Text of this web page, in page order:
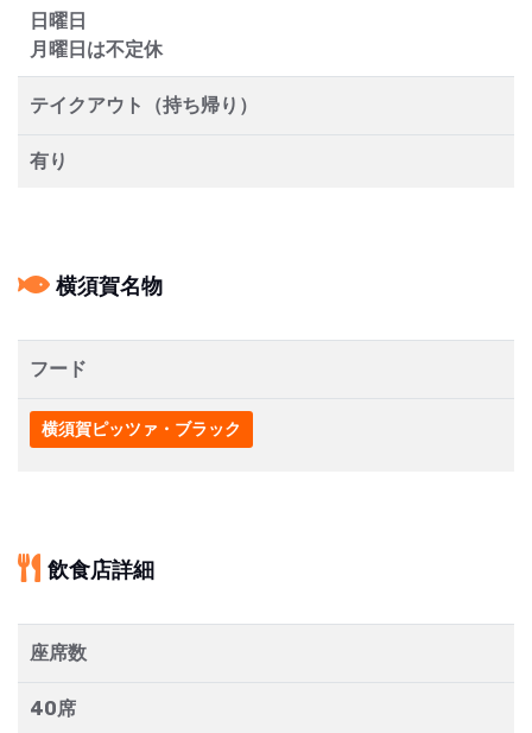
日曜日
月曜日は不定休
テイクアウト（持ち帰り）
有り
横須賀名物
フード
横須賀ピッツァ・ブラック
飲食店詳細
座席数
40席